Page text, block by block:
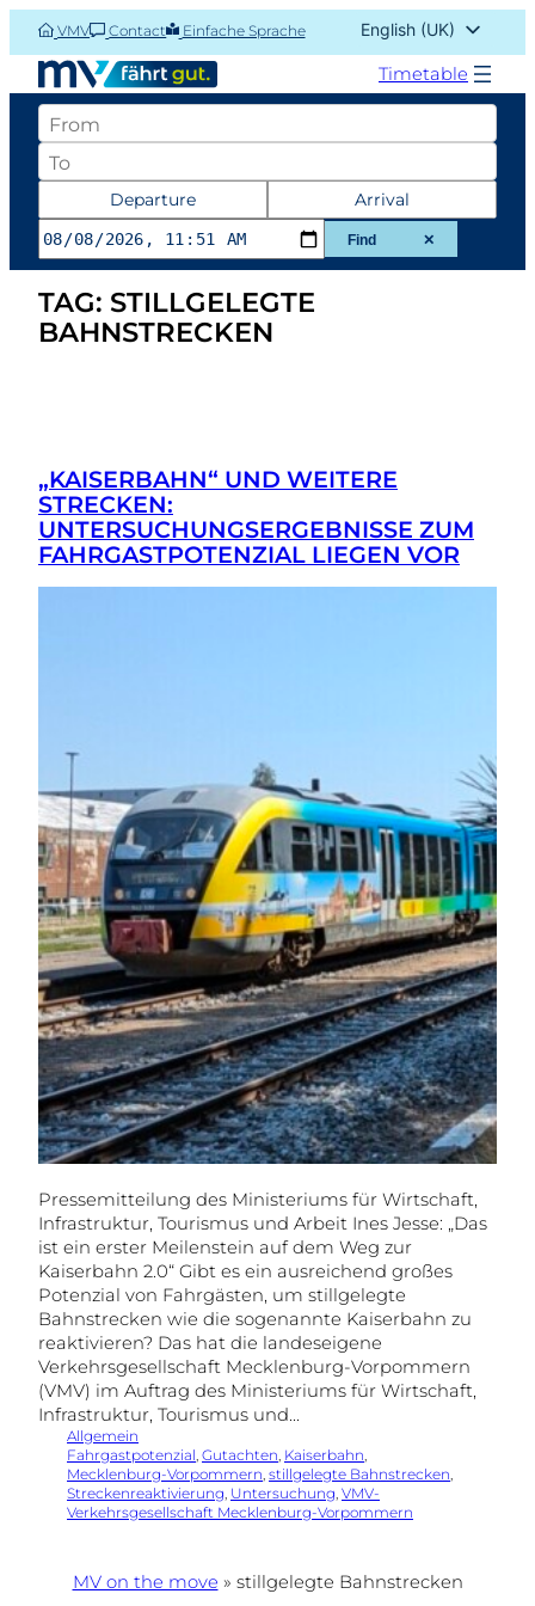
Skip
content
VMV Contact Einfache Sprache
English (UK)
Deutsch
Timetable
AbfahrtsortDeparture Arrival
und
Zeit
der
Abfahrt
Find ✕
TAG: STILLGELEGTE
BAHNSTRECKEN
„KAISERBAHN“ UND WEITERE
STRECKEN:
UNTERSUCHUNGSERGEBNISSE ZUM
FAHRGASTPOTENZIAL LIEGEN VOR
Pressemitteilung des Ministeriums für Wirtschaft,
Infrastruktur, Tourismus und Arbeit Ines Jesse: „Das
ist ein erster Meilenstein auf dem Weg zur
Kaiserbahn 2.0“ Gibt es ein ausreichend großes
Potenzial von Fahrgästen, um stillgelegte
Bahnstrecken wie die sogenannte Kaiserbahn zu
reaktivieren? Das hat die landeseigene
Verkehrsgesellschaft Mecklenburg-Vorpommern
(VMV) im Auftrag des Ministeriums für Wirtschaft,
Infrastruktur, Tourismus und…
Allgemein
Fahrgastpotenzial, Gutachten, Kaiserbahn
Mecklenburg-Vorpommern, stillgelegte Bahnstrecken
Streckenreaktivierung, Untersuchung, VMV-
Verkehrsgesellschaft Mecklenburg-Vorpommern
MV on the move » stillgelegte Bahnstrecken